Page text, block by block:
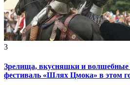
3
Зрелища, вкусняшки и волшебные
фестиваль «Шлях Цмока» в этом